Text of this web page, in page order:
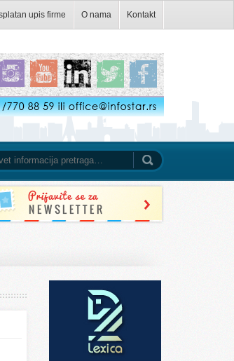
upis firme O nama Kontakt